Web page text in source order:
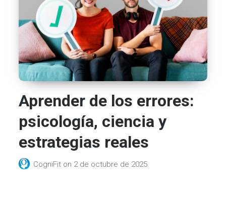
Aprender de los errores:
psicología, ciencia y
estrategias reales
CogniFit on 2 de octubre de 2025